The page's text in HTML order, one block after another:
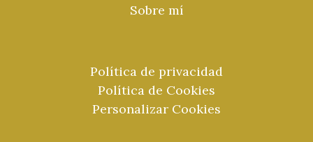
Sobre mí
Política de privacidad
Política de Cookies
Personalizar Cookies